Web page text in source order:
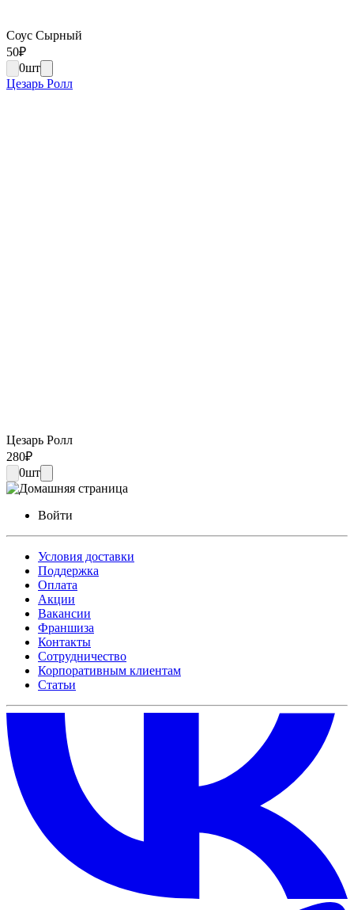
Соус Сырный
50₽
0шт
Цезарь Ролл
Цезарь Ролл
280₽
0шт
Войти
Условия доставки
Поддержка
Оплата
Акции
Вакансии
Франшиза
Контакты
Сотрудничество
Корпоративным клиентам
Статьи